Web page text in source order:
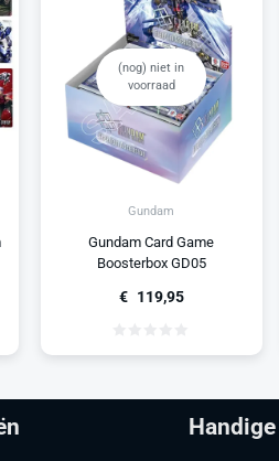
(nog) niet in
voorraad
Gundam
Gundam Card Game
Boosterbox GD05
€ 119,95